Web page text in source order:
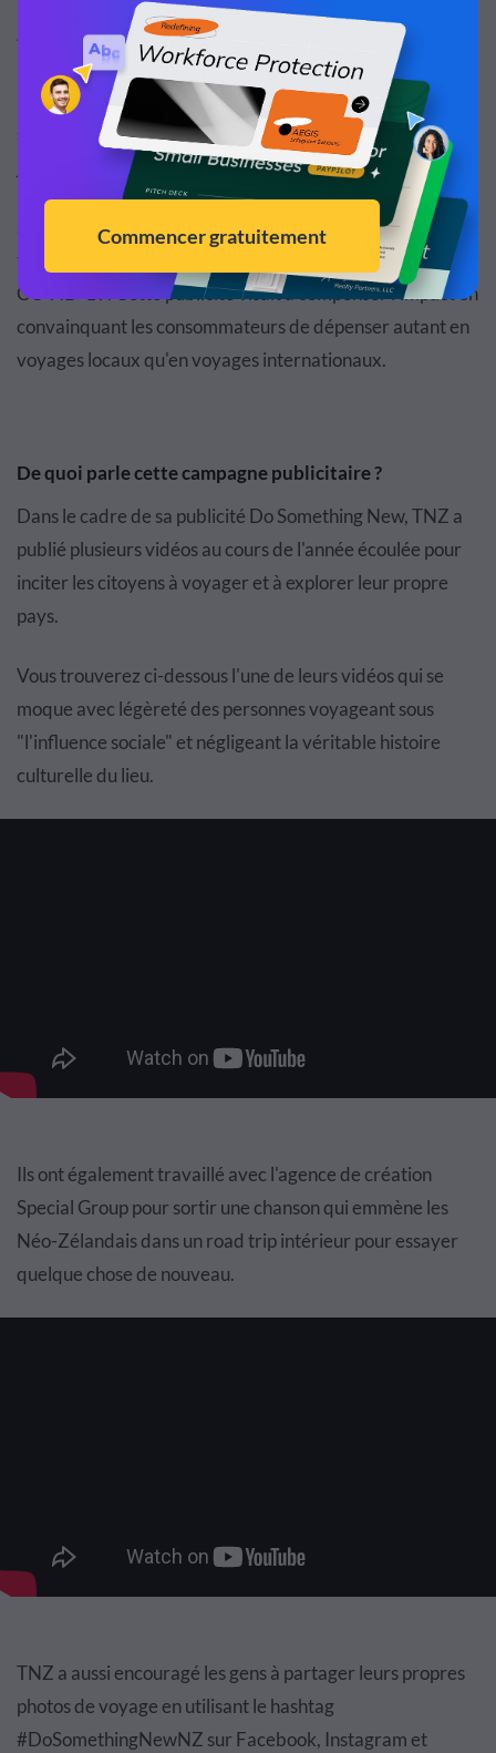
Avec ses frontières internationales fermées pendant la
majeure partie de 2020, la Nouvelle-Zélande a décidé de
lancer la publicité Do Something New pour encourager
ses propres citoyens à sortir de chez eux et à explorer les
joyaux cachés de leur pays.
Selon le chef de Tourism New Zealand, le secteur
touristique du pays a été durement touché durant la
COVID-19. Cette publicité visait à compenser l'impact en
convainquant les consommateurs de dépenser autant en
voyages locaux qu'en voyages internationaux.
De quoi parle cette campagne publicitaire ?
Dans le cadre de sa publicité Do Something New, TNZ a
publié plusieurs vidéos au cours de l'année écoulée pour
inciter les citoyens à voyager et à explorer leur propre
pays.
Vous trouverez ci-dessous l'une de leurs vidéos qui se
moque avec légèreté des personnes voyageant sous
"l'influence sociale" et négligeant la véritable histoire
culturelle du lieu.
Ils ont également travaillé avec l'agence de création
Special Group pour sortir une chanson qui emmène les
Néo-Zélandais dans un road trip intérieur pour essayer
quelque chose de nouveau.
TNZ a aussi encouragé les gens à partager leurs propres
photos de voyage en utilisant le hashtag
#DoSomethingNewNZ sur Facebook, Instagram et